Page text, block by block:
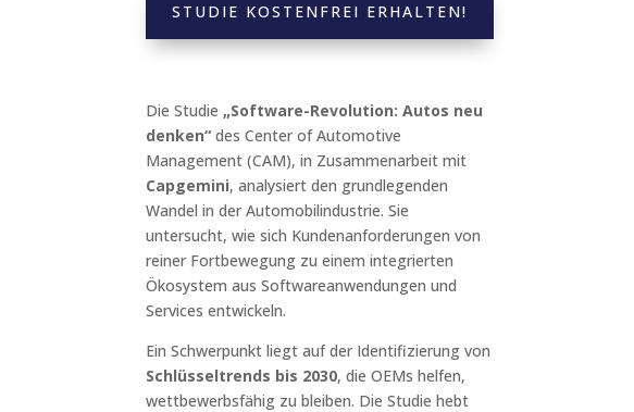
STUDIE KOSTENFREI ERHALTEN!
Die Studie „Software-Revolution: Autos neu
denken“ des Center of Automotive
Management (CAM), in Zusammenarbeit mit
Capgemini, analysiert den grundlegenden
Wandel in der Automobilindustrie. Sie
untersucht, wie sich Kundenanforderungen von
reiner Fortbewegung zu einem integrierten
Ökosystem aus Softwareanwendungen und
Services entwickeln.
Ein Schwerpunkt liegt auf der Identifizierung von
Schlüsseltrends bis 2030, die OEMs helfen,
wettbewerbsfähig zu bleiben. Die Studie hebt